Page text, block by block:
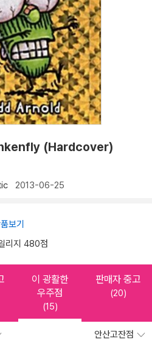
(Hardcover)
2013-06-25
보기
리지 480점
이 광활한
우주점
(15)
판매자 중고
(20)
안산고잔점